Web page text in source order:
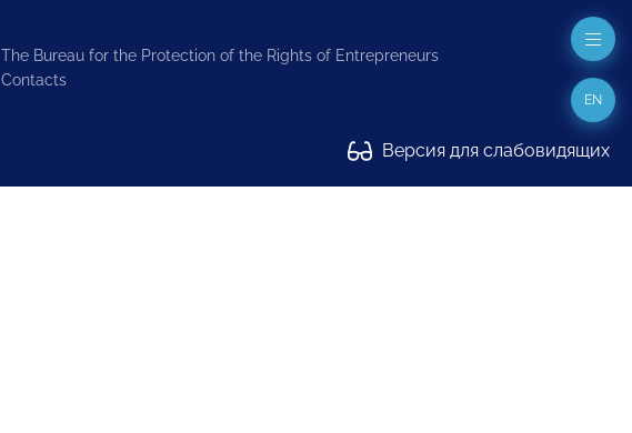
The Bureau for the Protection of the Rights of Entrepreneurs
Contacts
Версия для слабовидящих
EN